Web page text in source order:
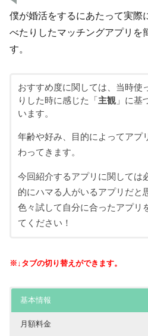
僕が婚活をするにあたって実際
べたりしたマッチングアプリを
す。
おすすめ度に関しては、当時使
りした時に感じた「 主観」に基
います。
年齢や好み、目的によってアプ
わってきます。
今回紹介するアプリに関しては
的にハマる人がいるアプリだと
色々試して自分に合ったアプリ
てください！
※↓タブの切り替えができます。
基本情報
月額料金